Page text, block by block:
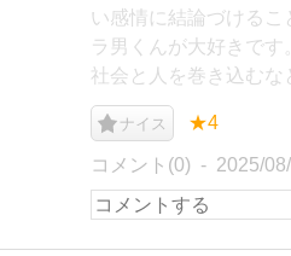
い感情に結論づける
ラ男くんが大好きで
社会と人を巻き込むな
ナイス ★4
コメント(0) 2025/